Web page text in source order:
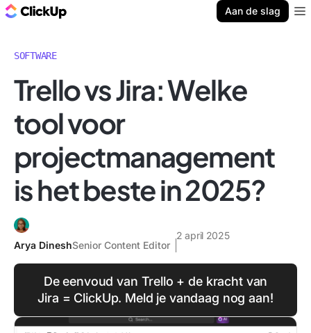
Aan de slag
SOFTWARE
Trello vs Jira: Welke
tool voor
projectmanagement
is het beste in 2025?
Arya DineshSenior Content Editor
2 april 2025
De eenvoud van Trello + de kracht van
Jira = ClickUp. Meld je vandaag nog aan!